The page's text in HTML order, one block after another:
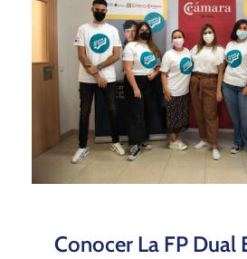
Conocer La FP Dual